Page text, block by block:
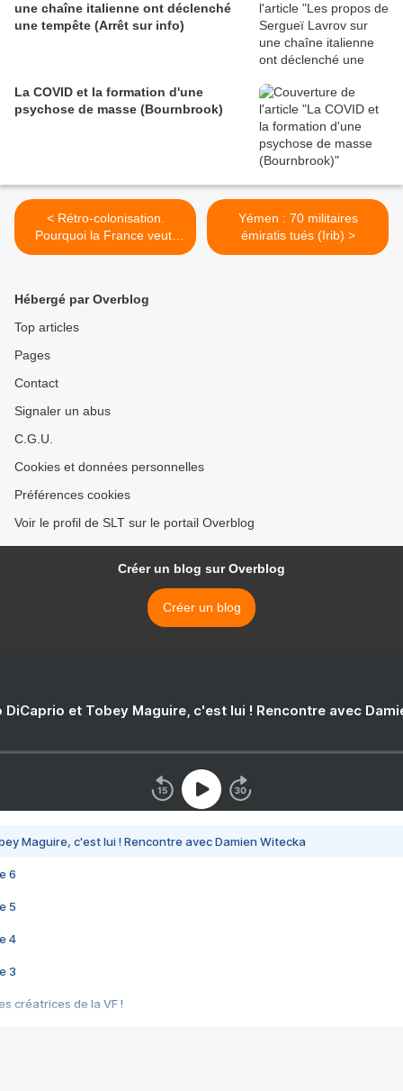
une chaîne italienne ont déclenché
une tempête (Arrêt sur info)
La COVID et la formation d'une
psychose de masse (Bournbrook)
< Rétro-colonisation.
Pourquoi la France veut-
elle renverser la République
Yémen : 70 militaires
émiratis tués (Irib) >
Hébergé par Overblog
Top articles
Pages
Contact
Signaler un abus
C.G.U.
Cookies et données personnelles
Préférences cookies
Voir le profil de SLT sur le portail Overblog
Créer un blog sur Overblog
Créer un blog
DiCaprio et Tobey Maguire, c'est lui ! Rencontre avec
Maguire, c'est lui ! Rencontre avec Damien Witecka
6
5
4
3
créatrices de la VF !